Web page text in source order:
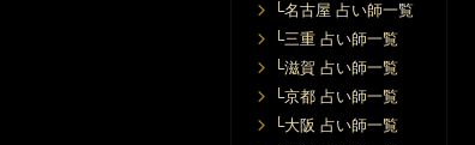
8/27 (木) 10:00〜22:00
【大阪 / アメリカ村店4階】
8/28 (金) 10:00〜22:00
【大阪 / アメリカ村店4階】
└名古屋 占い師一覧
└三重 占い師一覧
└滋賀 占い師一覧
└京都 占い師一覧
└大阪 占い師一覧